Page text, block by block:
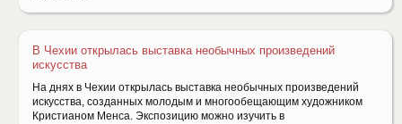
В Чехии открылась выставка необычных произведений
искусства
На днях в Чехии открылась выставка необычных произведений
искусства, созданных молодым и многообещающим художником
Кристианом Менса. Экспозицию можно изучить в